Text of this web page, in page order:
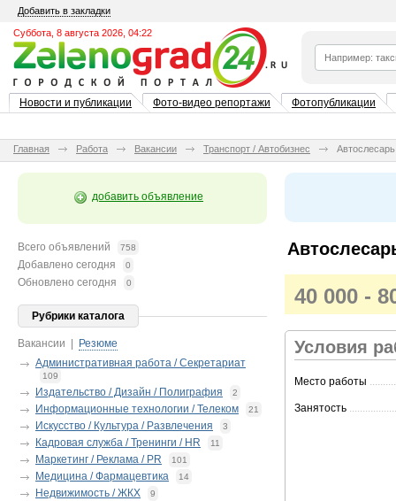
Добавить в закладки
Суббота, 8 августа 2026, 04:22
Новости и публикации Фото-видео репортажи Фотопубликации
Главная Работа Вакансии Транспорт / Автобизнес Автослесарь
добавить объявление
Всего объявлений 758
Добавлено сегодня 0
Обновлено сегодня 0
Рубрики каталога
Вакансии
Резюме
Административная работа / Секретариат
109
Издательство / Дизайн / Полиграфия 2
Информационные технологии / Телеком 21
Искусство / Культура / Развлечения 3
Кадровая служба / Тренинги / HR 11
Маркетинг / Реклама / PR 101
Медицина / Фармацевтика 14
Недвижимость / ЖКХ 9
40 000 -
Условия
Место работы
Занятость